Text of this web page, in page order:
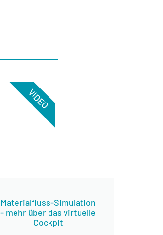
Materialfluss-Simulation
- mehr über das virtuelle
Cockpit
VIDEO